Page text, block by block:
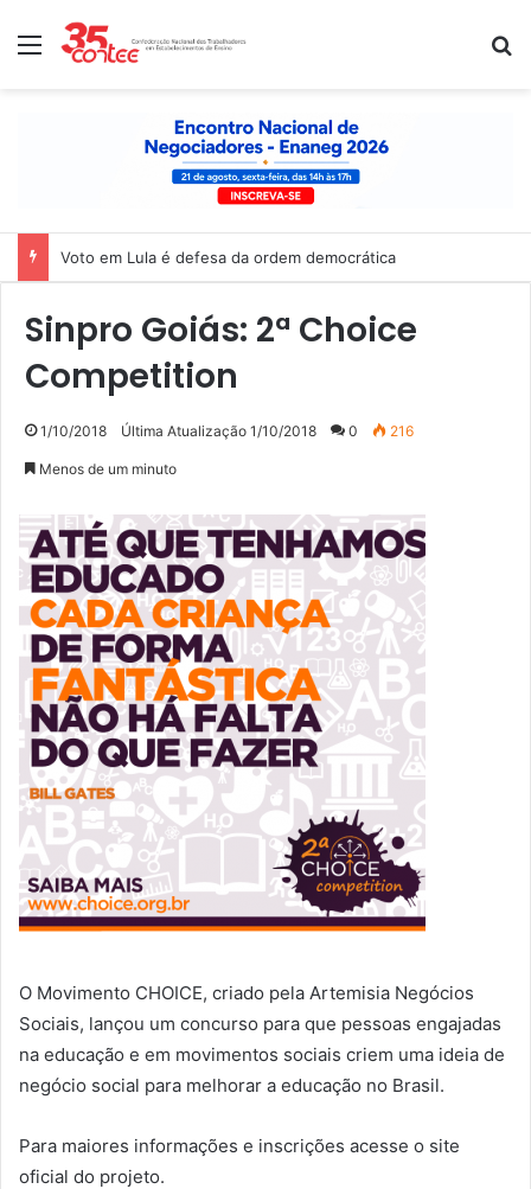
Menu
Voto em Lula é defesa da ordem democrática
Sinpro Goiás: 2ª Choice
Competition
1/10/2018 Última Atualização 1/10/2018 0 216
Menos de um minuto
O Movimento CHOICE, criado pela Artemisia Negócios
Sociais, lançou um concurso para que pessoas engajadas
na educação e em movimentos sociais criem uma ideia de
negócio social para melhorar a educação no Brasil.
Para maiores informações e inscrições acesse o site
oficial do projeto.